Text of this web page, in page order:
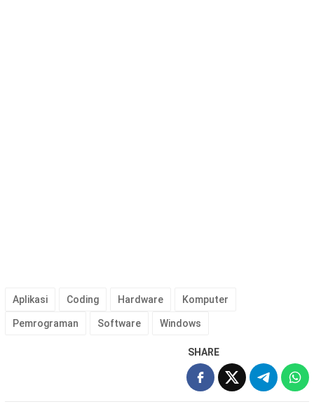
Aplikasi Coding Hardware Komputer
Pemrograman Software Windows
SHARE